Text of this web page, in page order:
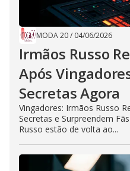
MODA 20/ 04/06/2026
Irmãos Russo
Após
Secretas Agora
Vingadores: Irmãos Russo
Secretas e Surpreendem
Russo estão de volta ao...